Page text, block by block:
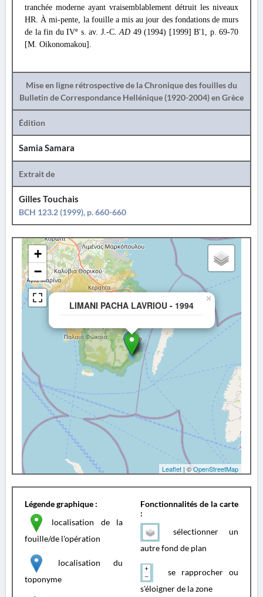
tranchée moderne ayant vraisemblablement détruit les niveaux
HR. À mi-pente, la fouille a mis au jour des fondations de murs
de la fin du IVe s. av. J.-C.AD 49 (1994) [1999] Β'1, p. 69-70
[M. Oikonomakou].
Mise en ligne rétrospective de la Chronique des fouilles du
Bulletin de Correspondance Hellénique (1920-2004) en Grèce
Édition
Samia Samara
Extrait de
Gilles Touchais
BCH 123.2 (1999), p. 660-660
LIMANI PACHA LAVRIOU - 1994
×
+
−
Leaflet | ©OpenStreetMap
Légende graphique :
localisation de la
fouille/de l'opération
localisation du
toponyme
Fonctionnalités de la carte
:
sélectionner un
autre fond de plan
se rapprocher ou
s'éloigner de la zone